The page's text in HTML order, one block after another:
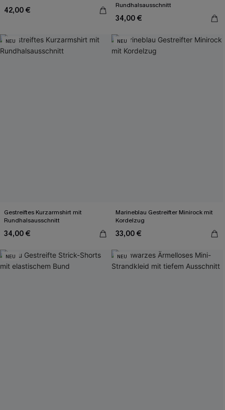
42,00 €
Rundhalsausschnitt
34,00 €
NEU
Gestreiftes Kurzarmshirt mit
Rundhalsausschnitt
34,00 €
NEU
Marineblau Gestreifter Minirock mit
Kordelzug
33,00 €
NEU NEU